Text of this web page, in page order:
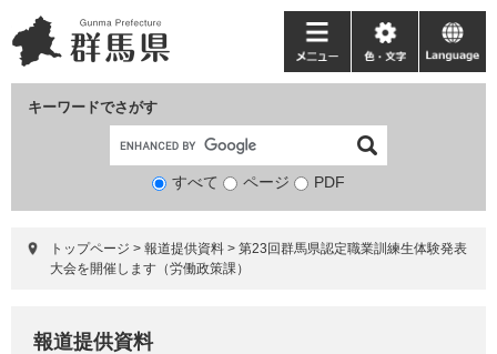
ー
ジ
ニ
ュ
て
キーワードでさがす
検
象
すべて ページ PDF
メ
ニ
ー
色・
文
language
トップページ > 報道提供資料 > 第23回群馬県認定職業訓練生体験発表
大会を開催します（労働政策課）
報道提供資料